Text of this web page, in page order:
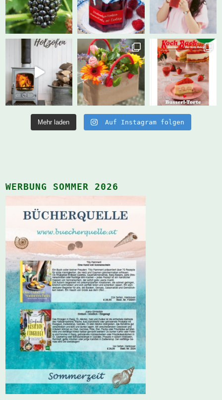
Mehr laden Auf Instagram folgen
WERBUNG SOMMER 2026